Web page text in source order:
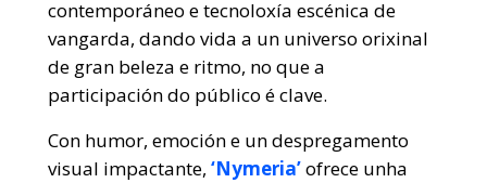
contemporáneo e tecnoloxía escénica de
vangarda, dando vida a un universo orixinal
de gran beleza e ritmo, no que a
participación do público é clave.
Con humor, emoción e un despregamento
visual impactante, ‘Nymeria’ofrece unha